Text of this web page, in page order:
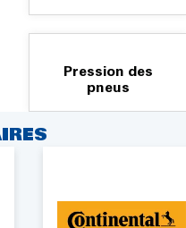
Pression des
pneus